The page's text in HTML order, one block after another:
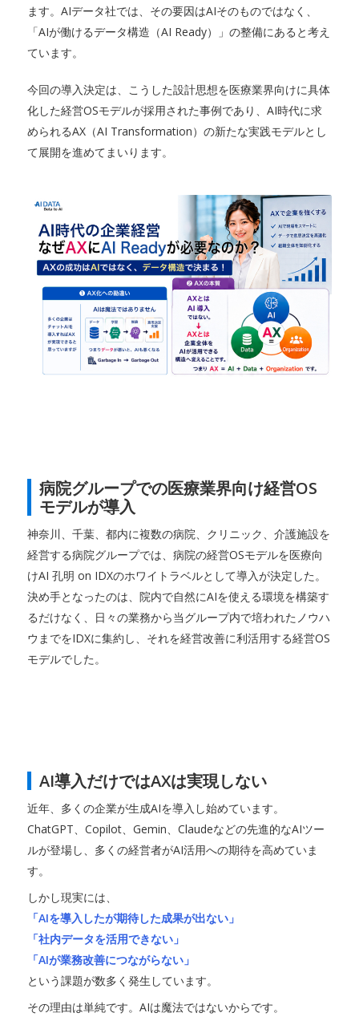
ます。AIデータ社では、その要因はAIそのものではなく、
「AIが働けるデータ構造（AI Ready）」の整備にあると考え
ています。
今回の導入決定は、こうした設計思想を医療業界向けに具体
化した経営OSモデルが採用された事例であり、AI時代に求
められるAX（AI Transformation）の新たな実践モデルとし
て展開を進めてまいります。
病院グループでの医療業界向け経営OS
モデルが導入
神奈川、千葉、都内に複数の病院、クリニック、介護施設を
経営する病院グループでは、病院の経営OSモデルを医療向
けAI 孔明 on IDXのホワイトラベルとして導入が決定した。
決め手となったのは、院内で自然にAIを使える環境を構築す
るだけなく、日々の業務から当グループ内で培われたノウハ
ウまでをIDXに集約し、それを経営改善に利活用する経営OS
モデルでした。
AI導入だけではAXは実現しない
近年、多くの企業が生成AIを導入し始めています。
ChatGPT、Copilot、Gemin、Claudeなどの先進的なAIツー
ルが登場し、多くの経営者がAI活用への期待を高めていま
す。
しかし現実には、
「AIを導入したが期待した成果が出ない」
「社内データを活用できない」
「AIが業務改善につながらない」
という課題が数多く発生しています。
その理由は単純です。AIは魔法ではないからです。